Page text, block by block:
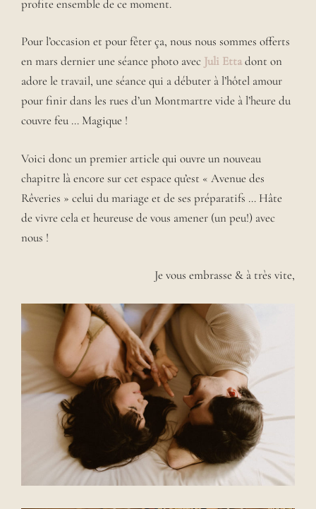
profite ensemble de ce moment.
Pour l’occasion et pour fêter ça, nous nous sommes offerts
en mars dernier une séance photo avec Juli Ettadont on
adore le travail, une séance qui a débuter à l’hôtel amour
pour finir dans les rues d’un Montmartre vide à l’heure du
couvre feu … Magique !
Voici donc un premier article qui ouvre un nouveau
chapitre là encore sur cet espace qu’est « Avenue des
Rêveries » celui du mariage et de ses préparatifs … Hâte
de vivre cela et heureuse de vous amener (un peu!) avec
nous !
Je vous embrasse & à très vite,